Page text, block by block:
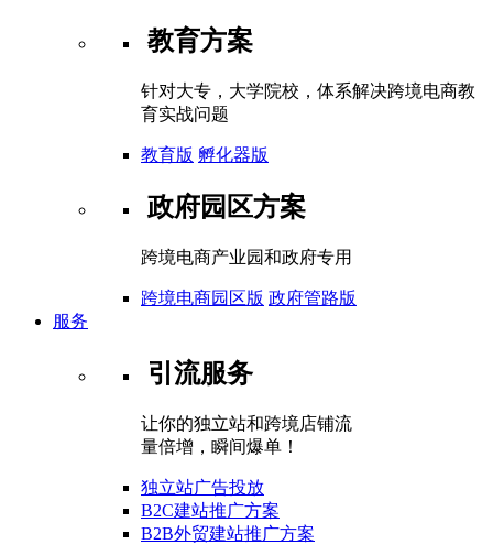
教育方案
针对大专，大学院校，体系解决跨境电商教
育实战问题
教育版 孵化器版
政府园区方案
跨境电商产业园和政府专用
跨境电商园区版 政府管路版
服务
引流服务
让你的独立站和跨境店铺流
量倍增，瞬间爆单！
独立站广告投放
B2C建站推广方案
B2B外贸建站推广方案